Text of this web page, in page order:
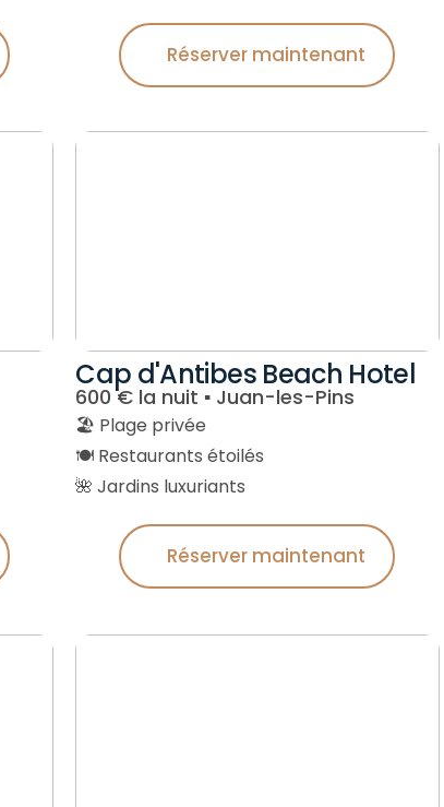
Réserver maintenant
Cap d'Antibes Beach Hotel
600 € la nuit ▪︎ Juan-les-Pins
🏖 Plage privée
🍽 Restaurants étoilés
🌺 Jardins luxuriants
Réserver maintenant